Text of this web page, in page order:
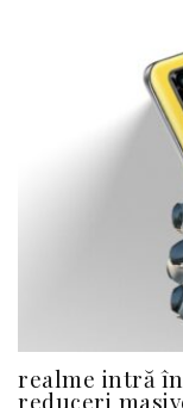
realme intră
reduceri